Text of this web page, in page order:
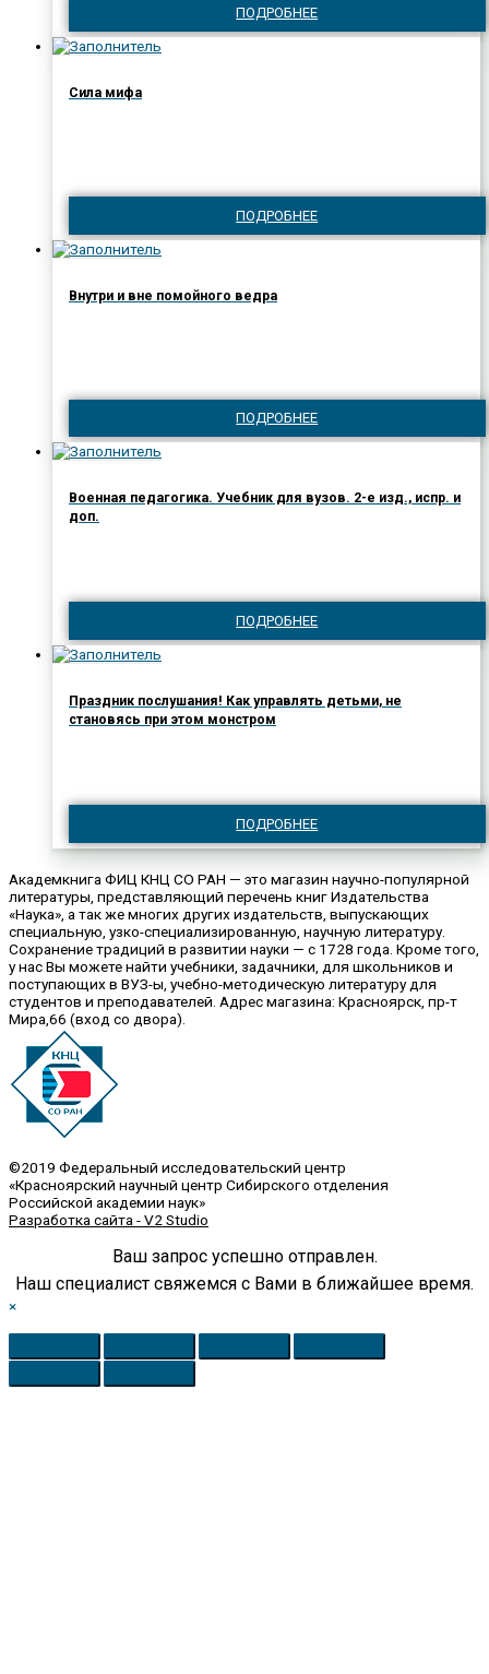
ПОДРОБНЕЕ
Сила мифа
ПОДРОБНЕЕ
Внутри и вне помойного ведра
ПОДРОБНЕЕ
Военная педагогика. Учебник для вузов. 2-е изд., испр. и
доп.
ПОДРОБНЕЕ
Праздник послушания! Как управлять детьми, не
становясь при этом монстром
ПОДРОБНЕЕ
Академкнига ФИЦ КНЦ СО РАН — это магазин научно-популярной
литературы, представляющий перечень книг Издательства
«Наука», а так же многих других издательств, выпускающих
специальную, узко-специализированную, научную литературу.
Сохранение традиций в развитии науки — с 1728 года. Кроме того,
у нас Вы можете найти учебники, задачники, для школьников и
поступающих в ВУЗ-ы, учебно-методическую литературу для
студентов и преподавателей. Адрес магазина: Красноярск, пр-т
Мира,66 (вход со двора).
©2019 Федеральный исследовательский центр
«Красноярский научный центр Сибирского отделения
Российской академии наук»
Разработка сайта - V2 Studio
Ваш запрос успешно отправлен.
Наш специалист свяжемся с Вами в ближайшее время.
×